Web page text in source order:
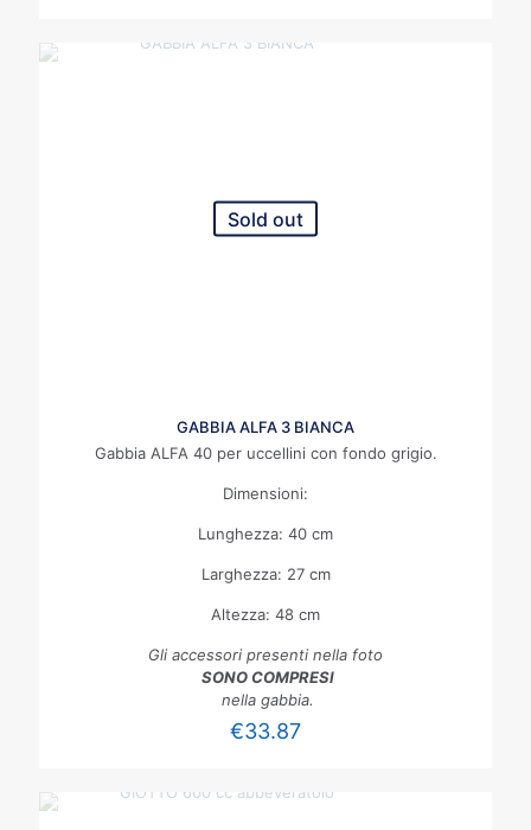
Sold out
GABBIA ALFA 3 BIANCA
Gabbia ALFA 40 per uccellini con fondo grigio.
Dimensioni:
Lunghezza: 40 cm
Larghezza: 27 cm
Altezza: 48 cm
Gli accessori presenti nella foto
SONO COMPRESI
nella gabbia.
€33.87